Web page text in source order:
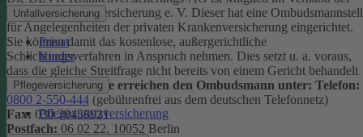
Unfallversicherung
Privat
Kinder
Pflegeversicherung
Pflegezusatzversicherung
privaten Krankenversicherung e. V. Dieser hat eine
für Angelegenheiten der privaten Krankenversicherung eingerichtet.
Sie können damit das kostenlose, außergerichtliche
Schlichtungsverfahren in Anspruch nehmen. Dies setzt u. a. voraus,
dass die gleiche Streitfrage nicht bereits von einem Gericht behandelt
wird oder wurde.Sie erreichen den Ombudsmann unter: Telefon:
0800 2-550-444 (gebührenfrei aus dem deutschen Telefonnetz)
Fax: 030 20458931
Postfach: 06 02 22, 10052 Berlin